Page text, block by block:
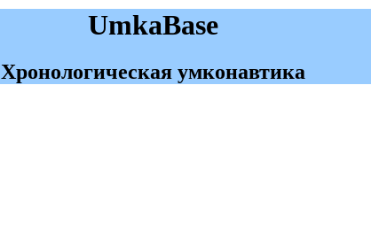
UmkaBase
Хронологическая умконавтика